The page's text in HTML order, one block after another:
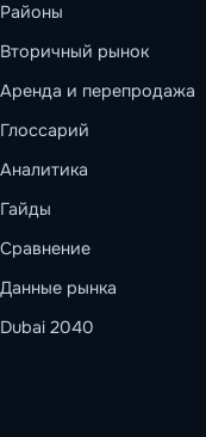
Районы
Вторичный рынок
Аренда и перепродажа
Глоссарий
Аналитика
Гайды
Сравнение
Данные рынка
Dubai 2040